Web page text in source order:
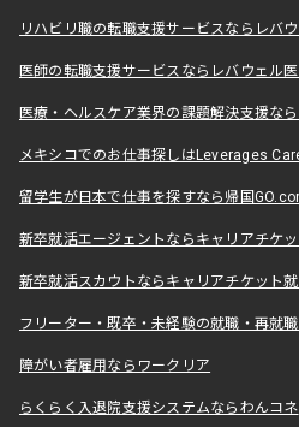
リハビリ職の転職支援サービスならレバ
医師の転職支援サービスならレバウェル
医療・ヘルスケア業界の課題解決支援な
メキシコでのお仕事探しはLeverages
留学生が日本で仕事を探すなら帰国
新卒就活エージェントならキャリアチケ
新卒就活スカウトならキャリアチケット
フリーター・既卒・未経験の就職・再就
障がい者雇用ならワークリア
らくらく入退院支援システムならわんコネ